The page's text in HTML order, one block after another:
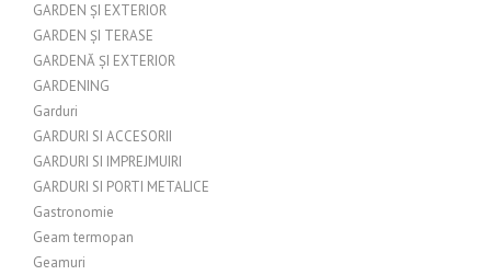
GARDEN ȘI EXTERIOR
GARDEN ȘI TERASE
GARDENĂ ȘI EXTERIOR
GARDENING
Garduri
GARDURI SI ACCESORII
GARDURI SI IMPREJMUIRI
GARDURI SI PORTI METALICE
Gastronomie
Geam termopan
Geamuri